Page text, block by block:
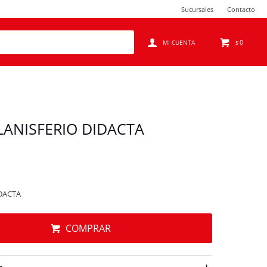
$0
Sucursales Contacto
DIDACTA
COMPRAR